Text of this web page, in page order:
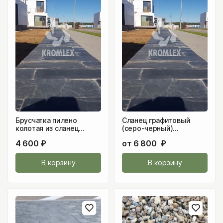
Брусчатка пилено
колотая из сланец
черный) 150х150х30-
40мм
4 600 ₽
В корзину
Сланец графитовый
(серо-черный)
от 6 800 ₽
В корзину